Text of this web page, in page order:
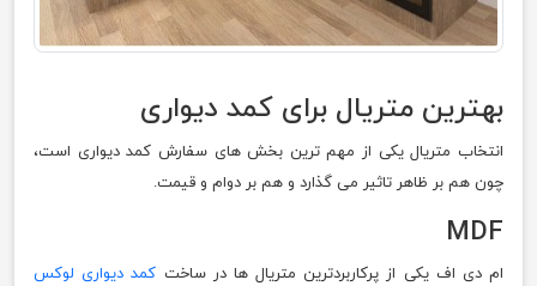
بهترین متریال برای کمد دیواری
انتخاب متریال یکی از مهم ترین بخش های سفارش کمد دیواری است،
چون هم بر ظاهر تاثیر می گذارد و هم بر دوام و قیمت.
MDF
ام دی اف یکی از پرکاربردترین متریال ها در ساخت کمد دیواری لوکس